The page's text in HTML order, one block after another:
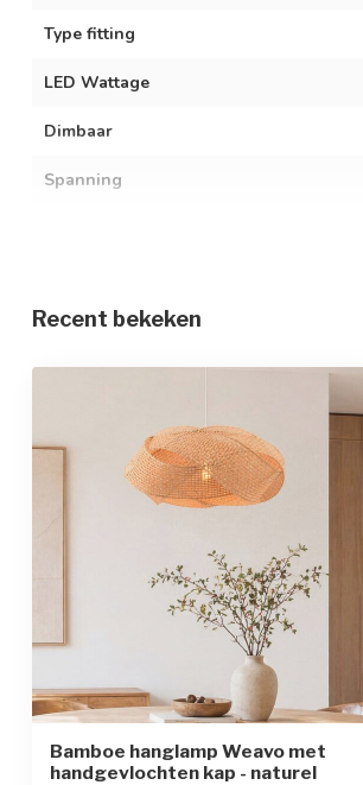
Type fitting
LED Wattage
Dimbaar
Spanning
Materiaal
Afmetingen
In hoogte verstelbaar
Beschermingsgraad
Recent bekeken
Bamboe hanglamp Weavo met
handgevlochten kap - naturel